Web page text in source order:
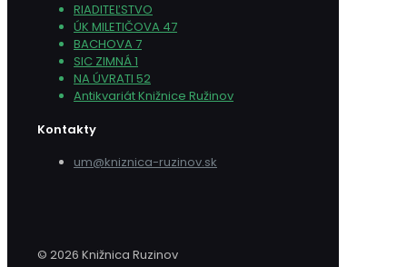
RIADITEĽSTVO
ÚK MILETIČOVA 47
BACHOVA 7
SIC ZIMNÁ 1
NA ÚVRATI 52
Antikvariát Knižnice Ružinov
Kontakty
um@kniznica-ruzinov.sk
© 2026 Knižnica Ruzinov